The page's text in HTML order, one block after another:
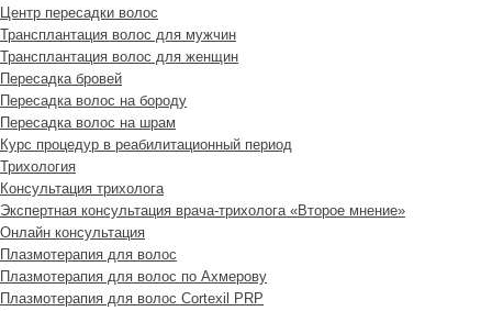
Центр пересадки волос
Трансплантация волос для мужчин
Трансплантация волос для женщин
Пересадка бровей
Пересадка волос на бороду
Пересадка волос на шрам
Курс процедур в реабилитационный период
Трихология
Консультация трихолога
Экспертная консультация врача-трихолога «Второе мнение»
Онлайн консультация
Плазмотерапия для волос
Плазмотерапия для волос по Ахмерову
Плазмотерапия для волос Cortexil PRP